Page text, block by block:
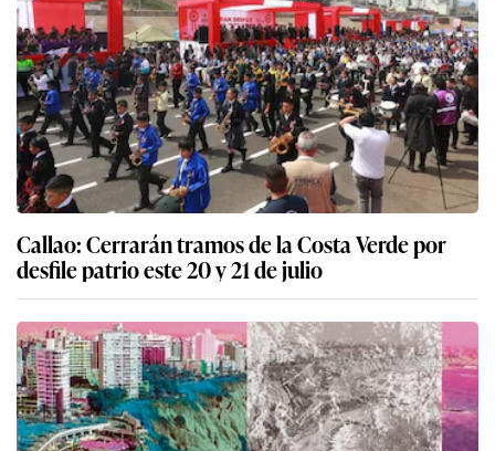
Callao: Cerrarán tramos de la Costa Verde por
desfile patrio este 20 y 21 de julio